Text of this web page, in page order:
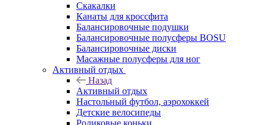
Скакалки
Канаты для кроссфита
Балансировочные подушки
Балансировочные полусферы BOSU
Балансировочные диски
Масажные полусферы для ног
Активный отдых
Назад
Активный отдых
Настольный футбол, аэрохоккей
Детские велосипеды
Роликовые коньки